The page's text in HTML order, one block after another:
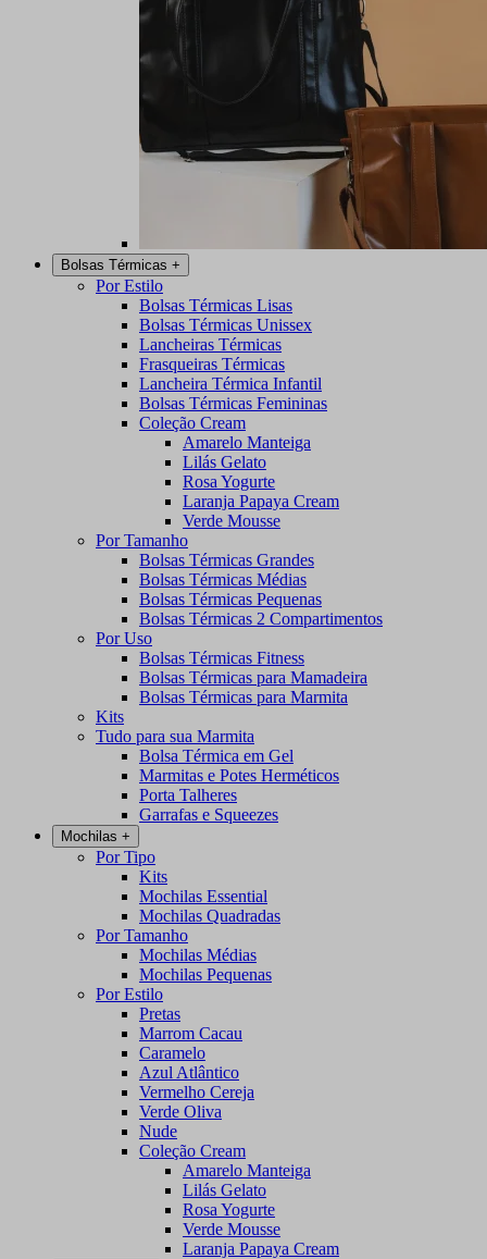
Bolsas Térmicas +
Por Estilo
Bolsas Térmicas Lisas
Bolsas Térmicas Unissex
Lancheiras Térmicas
Frasqueiras Térmicas
Lancheira Térmica Infantil
Bolsas Térmicas Femininas
Coleção Cream
Amarelo Manteiga
Lilás Gelato
Rosa Yogurte
Laranja Papaya Cream
Verde Mousse
Por Tamanho
Bolsas Térmicas Grandes
Bolsas Térmicas Médias
Bolsas Térmicas Pequenas
Bolsas Térmicas 2 Compartimentos
Por Uso
Bolsas Térmicas Fitness
Bolsas Térmicas para Mamadeira
Bolsas Térmicas para Marmita
Kits
Tudo para sua Marmita
Bolsa Térmica em Gel
Marmitas e Potes Herméticos
Porta Talheres
Garrafas e Squeezes
Mochilas +
Por Tipo
Kits
Mochilas Essential
Mochilas Quadradas
Por Tamanho
Mochilas Médias
Mochilas Pequenas
Por Estilo
Pretas
Marrom Cacau
Caramelo
Azul Atlântico
Vermelho Cereja
Verde Oliva
Nude
Coleção Cream
Amarelo Manteiga
Lilás Gelato
Rosa Yogurte
Verde Mousse
Laranja Papaya Cream